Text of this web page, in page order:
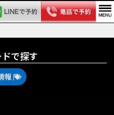
で探す
報 |